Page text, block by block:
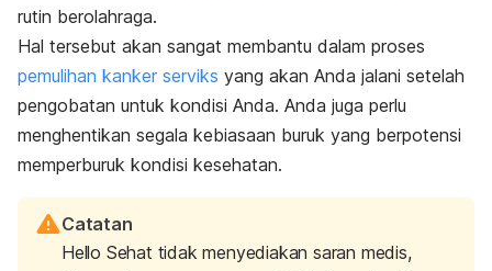
rutin berolahraga.
Hal tersebut akan sangat membantu dalam proses
pemulihan kanker serviks yang akan Anda jalani setelah
pengobatan untuk kondisi Anda. Anda juga perlu
menghentikan segala kebiasaan buruk yang berpotensi
memperburuk kondisi kesehatan.
Catatan
Hello Sehat tidak menyediakan saran medis,